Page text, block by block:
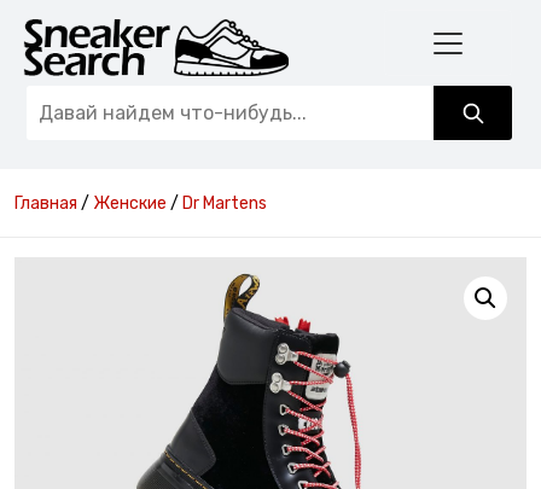
Главная / Женские / Dr Martens